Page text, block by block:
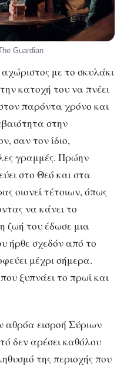
Guardian
με το σκυλάκι
κατοχή του να πνέει
παρόντα χρόνο και
στην
σαν τον ίδιο,
γραμμές. Πρώην
στο Θεό και στα
οιονεί τέτοιων, όπως
να κάνει το
ζωή του έδωσε μια
ήρθε σχεδόν από το
μέχρι σήμερα.
ξυπνάει το πρωί και
αθρόα εισροή Σύριων
δεν αρέσει καθόλου
της περιοχής που